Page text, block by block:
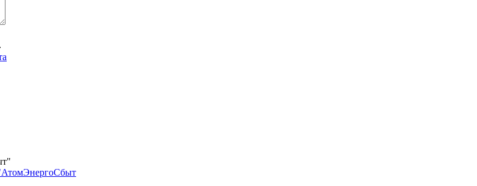
.
АтомЭнергоСбыт